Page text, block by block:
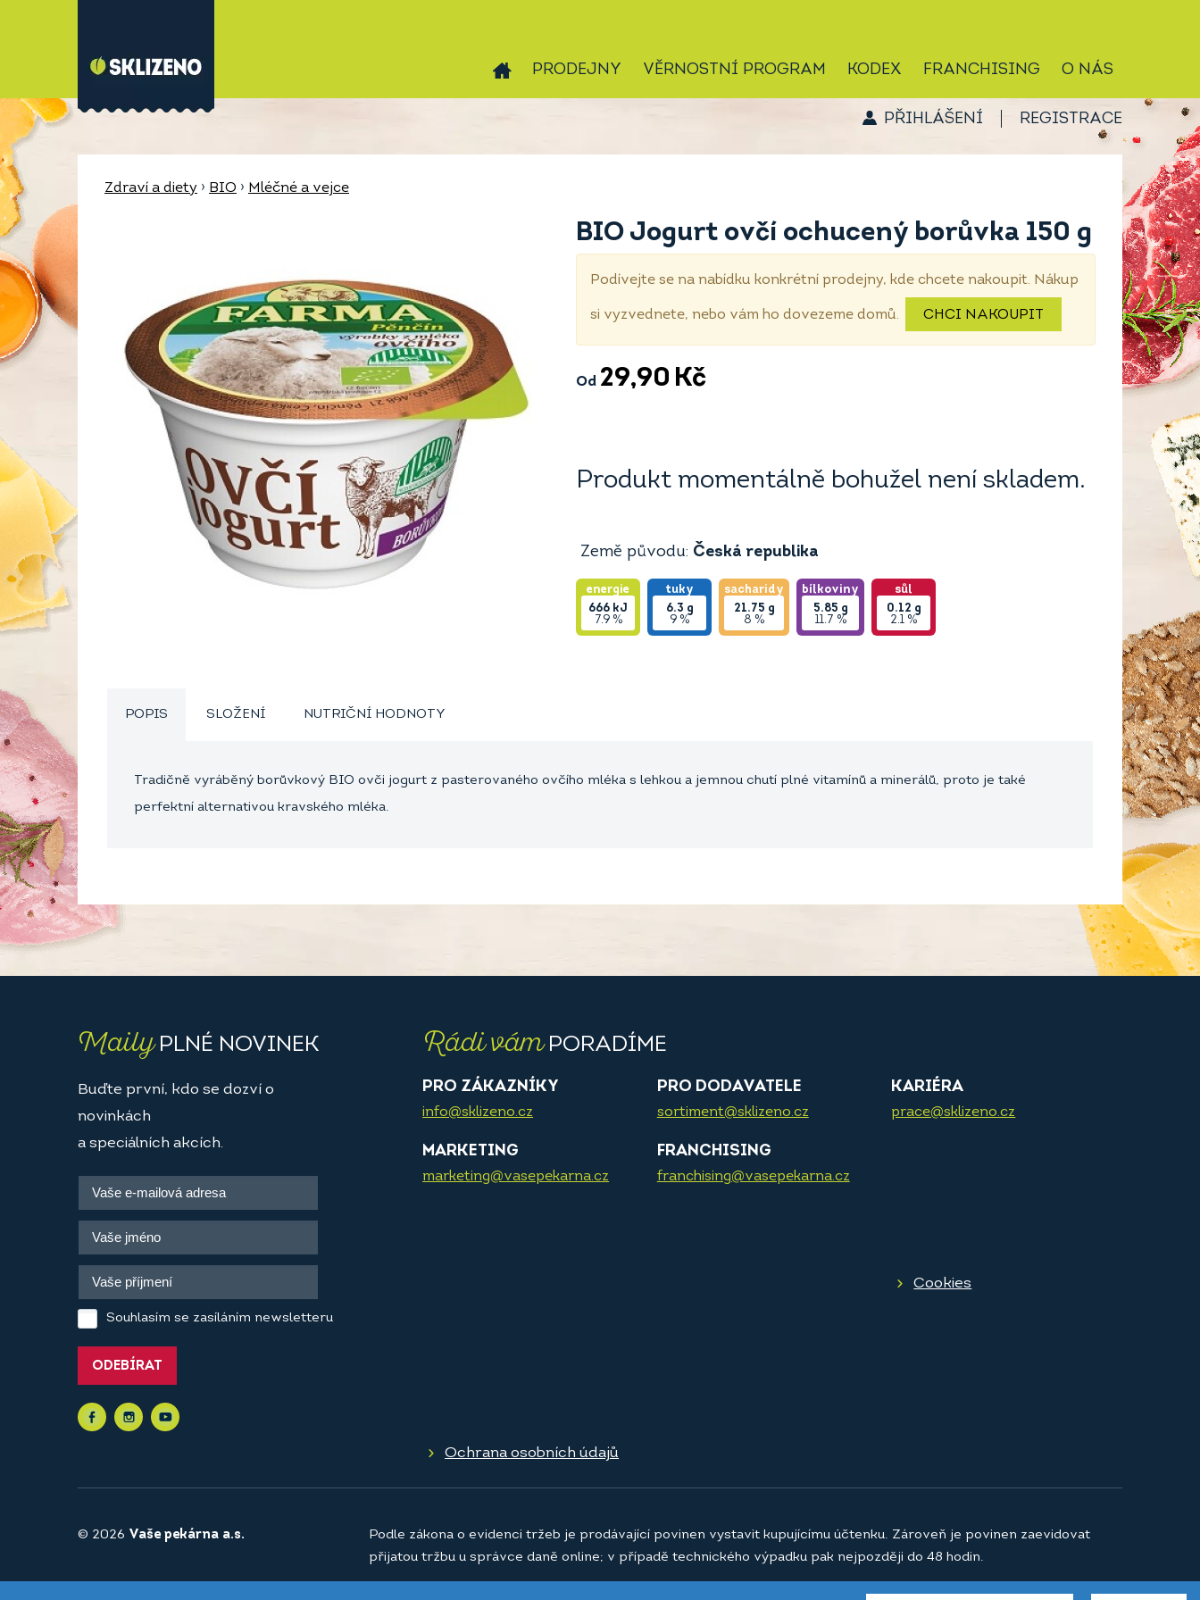
PRODEJNY VĚRNOSTNÍ PROGRAM KODEX FRANCHISING O NÁS
PŘIHLÁŠENÍ REGISTRACE
Zdraví a diety › BIO › Mléčné a vejce
BIO Jogurt ovčí ochucený borůvka 150 g
Podívejte se na nabídku konkrétní prodejny, kde chcete nakoupit. Nákup
si vyzvednete, nebo vám ho dovezeme domů. CHCI NAKOUPIT
Od 29,90 Kč
Produkt momentálně bohužel není skladem.
Země původu: Česká republika
energie
666 kJ
7.9 %
tuky
6.3 g
9 %
sacharidy
21.75 g
8 %
bílkoviny
5.85 g
11.7 %
sůl
0.12 g
2.1 %
POPIS SLOŽENÍ NUTRIČNÍ HODNOTY
Tradičně vyráběný borůvkový BIO ovči jogurt z pasterovaného ovčího mléka s lehkou a jemnou chutí plné vitamínů a minerálů, proto je také
perfektní alternativou kravského mléka.
MailyPLNÉ NOVINEK
Buďte první, kdo se dozví o
novinkách
a speciálních akcích.
Souhlasím se zasíláním newsletteru
ODEBÍRAT
Rádi vámPORADÍME
PRO ZÁKAZNÍKY
info@sklizeno.cz
PRO DODAVATELE
sortiment@sklizeno.cz
KARIÉRA
prace@sklizeno.cz
MARKETING
marketing@vasepekarna.cz
FRANCHISING
franchising@vasepekarna.cz
Cookies
Ochrana osobních údajů
© 2026 Vaše pekárna a.s.
Podle zákona o evidenci tržeb je prodávající povinen vystavit kupujícímu účtenku. Zároveň je povinen zaevidovat
přijatou tržbu u správce daně online; v případě technického výpadku pak nejpozději do 48 hodin.